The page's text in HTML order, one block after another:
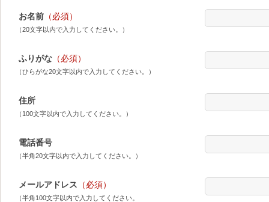
お名前 （必須）
（20文字以内で入力してください。）
ふりがな （必須）
（ひらがな20文字以内で入力してください。）
住所
（100文字以内で入力してください。）
電話番号
（半角20文字以内で入力してください。）
メールアドレス （必須）
（半角100文字以内で入力してください。